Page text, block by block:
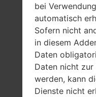
bei
automatisch
Sofern nicht
in diesem
Daten
Daten nicht
werden, kann
Dienste nicht